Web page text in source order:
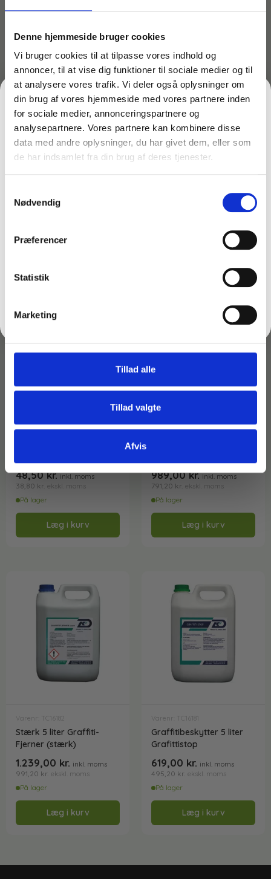
Denne hjemmeside bruger cookies
Vi bruger cookies til at tilpasse vores indhold og
annoncer, til at vise dig funktioner til sociale medier og til
at analysere vores trafik. Vi deler også oplysninger om
din brug af vores hjemmeside med vores partnere inden
for sociale medier, annonceringspartnere og
analysepartnere. Vores partnere kan kombinere disse
data med andre oplysninger, du har givet dem, eller som
de har indsamlet fra din brug af deres tjenester.
Nødvendig
Præferencer
Statistik
Marketing
Tillad alle
Tillad valgte
Afvis
Varenr: TC66108
Komplet rentvandsanlæg
til vinduespudsning –
3.439,20 kr.
Læg i kurv
Varenr: TC64841
Håndskraber m/skråt
blad – Unger ErgoTec –
Læg i kurv
Varenr: TC64811
48,50kr. inkl. moms
38,80 kr. ekskl. moms
På lager
Læg i kurv
Varenr: TC16185
989,00kr. inkl. moms
791,20 kr. ekskl. moms
På lager
Læg i kurv
Varenr: TC16182
Stærk 5 liter Graffiti-
Fjerner (stærk)
1.239,00 kr. inkl. moms
991,20 kr. ekskl. moms
På lager
Læg i kurv
Varenr: TC16181
Graffitibeskytter 5 liter
Grafittistop
619,00 kr. inkl. moms
495,20 kr. ekskl. moms
På lager
Læg i kurv
FÅ 10% PÅ DIN FØRSTE ORDRE